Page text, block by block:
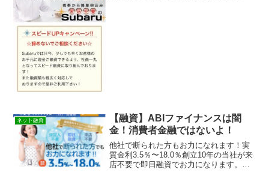
ネット融資
【融資】ABIファイナンスは闇
金！消費者金融ではないよ！
他社で断られた方もお力になれます！実
質金利3.5％〜18.0％創立10年の当社が来
店不要で即日融資でお力になります。の